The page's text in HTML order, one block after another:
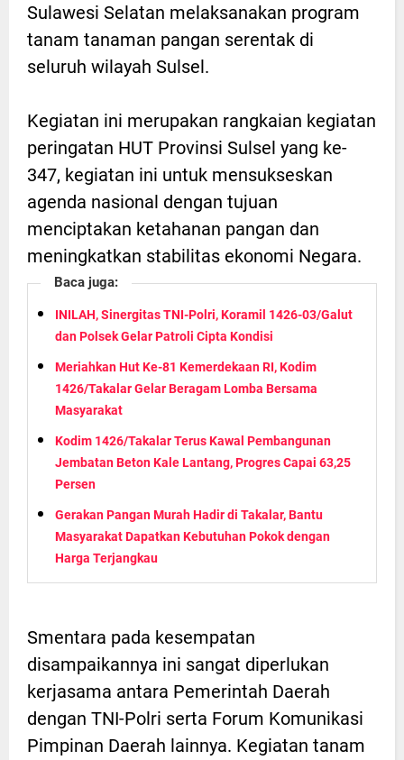
Sulawesi Selatan melaksanakan program
tanam tanaman pangan serentak di
seluruh wilayah Sulsel.
Kegiatan ini merupakan rangkaian kegiatan
peringatan HUT Provinsi Sulsel yang ke-
347, kegiatan ini untuk mensukseskan
agenda nasional dengan tujuan
menciptakan ketahanan pangan dan
meningkatkan stabilitas ekonomi Negara.
Baca juga:
INILAH, Sinergitas TNI-Polri, Koramil 1426-03/Galut
dan Polsek Gelar Patroli Cipta Kondisi
Meriahkan Hut Ke-81 Kemerdekaan RI, Kodim
1426/Takalar Gelar Beragam Lomba Bersama
Masyarakat
Kodim 1426/Takalar Terus Kawal Pembangunan
Jembatan Beton Kale Lantang, Progres Capai 63,25
Persen
Gerakan Pangan Murah Hadir di Takalar, Bantu
Masyarakat Dapatkan Kebutuhan Pokok dengan
Harga Terjangkau
Smentara pada kesempatan
disampaikannya ini sangat diperlukan
kerjasama antara Pemerintah Daerah
dengan TNI-Polri serta Forum Komunikasi
Pimpinan Daerah lainnya. Kegiatan tanam